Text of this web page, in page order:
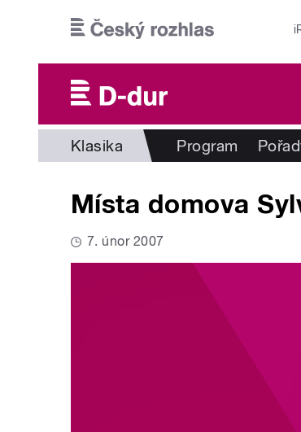
Klasika Program
Místa domova
7. únor 2007